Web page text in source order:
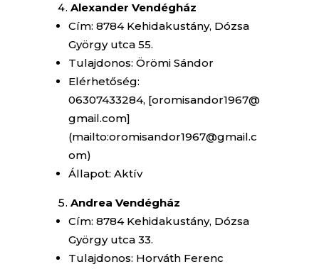
Alexander Vendégház
Cím: 8784 Kehidakustány, Dózsa
György utca 55.
Tulajdonos: Örömi Sándor
Elérhetőség:
06307433284, [oromisandor1967@
gmail.com]
(mailto:oromisandor1967@gmail.c
om)
Állapot: Aktív
Andrea Vendégház
Cím: 8784 Kehidakustány, Dózsa
György utca 33.
Tulajdonos: Horváth Ferenc